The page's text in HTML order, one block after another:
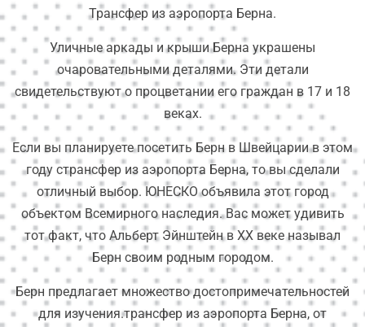
Трансфер из аэропорта Берна.
Уличные аркады и крыши Берна украшены
очаровательными деталями. Эти детали
свидетельствуют о процветании его граждан в 17 и 18
веках.
Если вы планируете посетить Берн в Швейцарии в этом
году странсфер из аэропорта Берна, то вы сделали
отличный выбор. ЮНЕСКО объявила этот город
объектом Всемирного наследия. Вас может удивить
тот факт, что Альберт Эйнштейн в XX веке называл
Берн своим родным городом.
Берн предлагает множество достопримечательностей
для изучения.трансфер из аэропорта Берна, от